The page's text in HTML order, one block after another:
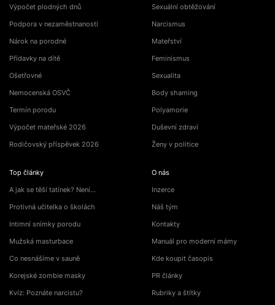
Výpočet plodných dnů
Podpora v nezaměstnanosti
Nárok na porodné
Přídavky na dítě
Ošetřovné
Nemocenská OSVČ
Termín porodu
Výpočet mateřské 2026
Rodičovský příspěvek 2026
Top články
A jak se těší tatínek? Není…
Protivná učitelka o školách
Intimní snímky porodu
Mužská masturbace
Co nesnášíme v sauně
Korejské zombie masky
Kvíz: Poznáte narcistu?
Sexuální obtěžování
Narcismus
Mateřství
Feminismus
Sexualita
Body shaming
Polyamorie
Duševní zdraví
Ženy v politice
O nás
Inzerce
Náš tým
Kontakty
Manuál pro moderní mámy
Kde koupit časopis
PR články
Rubriky a štítky